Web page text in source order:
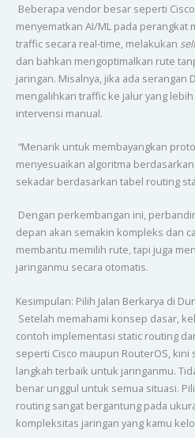
Beberapa vendor besar seperti
menyematkan AI/ML pada perangkat
traffic secara real-time, melakukan
dan bahkan mengoptimalkan rute
jaringan. Misalnya, jika ada serangan
mengalihkan traffic ke jalur yang
intervensi manual.
“Menarik untuk membayangkan
menyesuaikan algoritma
sekadar berdasarkan tabel routing
Dengan perkembangan ini,
depan akan semakin kompleks dan
membantu memilih rute, tapi juga
jaringanmu secara otomatis.
Kesimpulan: Pilih Jalan Berkarya di
Setelah memahami konsep dasar,
contoh implementasi static routing
seperti Cisco maupun RouterOS, kini
langkah terbaik untuk jaringanmu.
benar unggul untuk semua situasi.
routing sangat bergantung pada
kompleksitas jaringan yang kamu